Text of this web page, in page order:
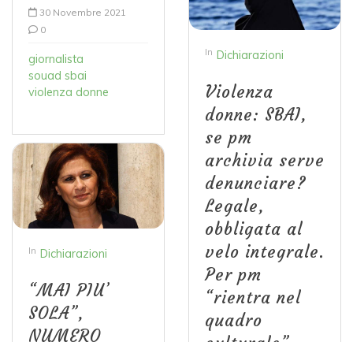
30 Novembre 2021
0
giornalista
souad sbai
violenza donne
In Dichiarazioni
“MAI PIU’
SOLA”,
NUMERO
In Dichiarazioni
Violenza
donne: SBAI,
se pm
archivia serve
denunciare?
Legale,
obbligata al
velo integrale.
Per pm
“rientra nel
quadro